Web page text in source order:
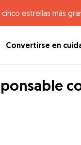
estrellas más
Convertirse en